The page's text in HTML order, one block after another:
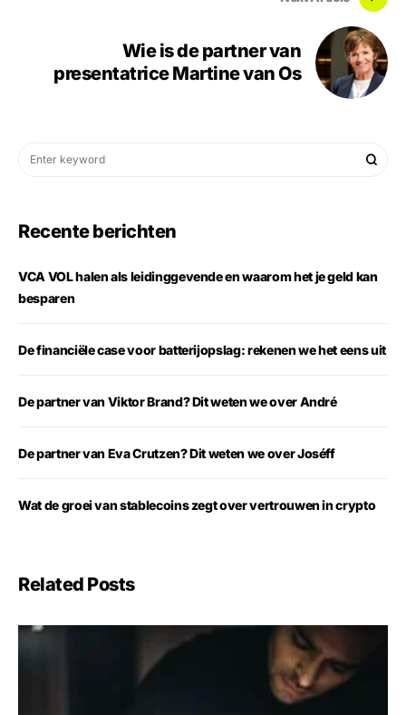
Wie is de partner van
presentatrice Martine van Os
Recente berichten
VCA VOL halen als leidinggevende en waarom het je geld kan
besparen
De financiële case voor batterijopslag: rekenen we het eens uit
De partner van Viktor Brand? Dit weten we over André
De partner van Eva Crutzen? Dit weten we over Joséff
Wat de groei van stablecoins zegt over vertrouwen in crypto
Related Posts